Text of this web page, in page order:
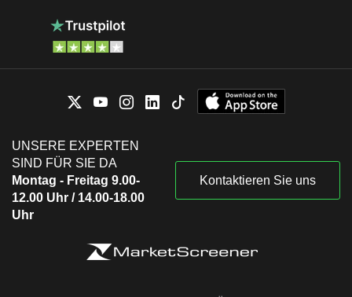
UNSERE EXPERTEN
SIND FÜR SIE DA
Montag - Freitag 9.00-
12.00 Uhr / 14.00-18.00
Uhr
Kontaktieren Sie uns